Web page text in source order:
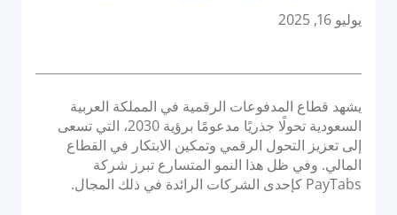
الربط
نظام الدفع الوطني
نظام التحويل للاستحواذ البنكي
وحدة التحكم في أجهزة الصراف الآلي
إدارة أجهزة نقاط البيع
P
t
d
o
n
يوليو 16, 2025
يشهد قطاع المدفوعات الرقمية في المملكة العربية
السعودية تحولًا جذريًا مدعومًا برؤية 2030، التي تسعى
إلى تعزيز التحول الرقمي وتمكين الابتكار في القطاع
المالي. وفي ظل هذا النمو المتسارع تبرز شركة
PayTabs كإحدى الشركات الرائدة في ذلك المجال.